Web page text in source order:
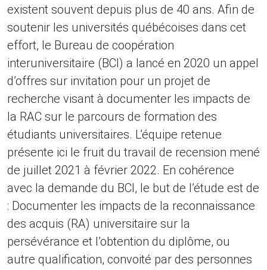
existent souvent depuis plus de 40 ans. Afin de
soutenir les universités québécoises dans cet
effort, le Bureau de coopération
interuniversitaire (BCI) a lancé en 2020 un appel
d’offres sur invitation pour un projet de
recherche visant à documenter les impacts de
la RAC sur le parcours de formation des
étudiants universitaires. L’équipe retenue
présente ici le fruit du travail de recension mené
de juillet 2021 à février 2022. En cohérence
avec la demande du BCI, le but de l’étude est de
: Documenter les impacts de la reconnaissance
des acquis (RA) universitaire sur la
persévérance et l’obtention du diplôme, ou
autre qualification, convoité par des personnes